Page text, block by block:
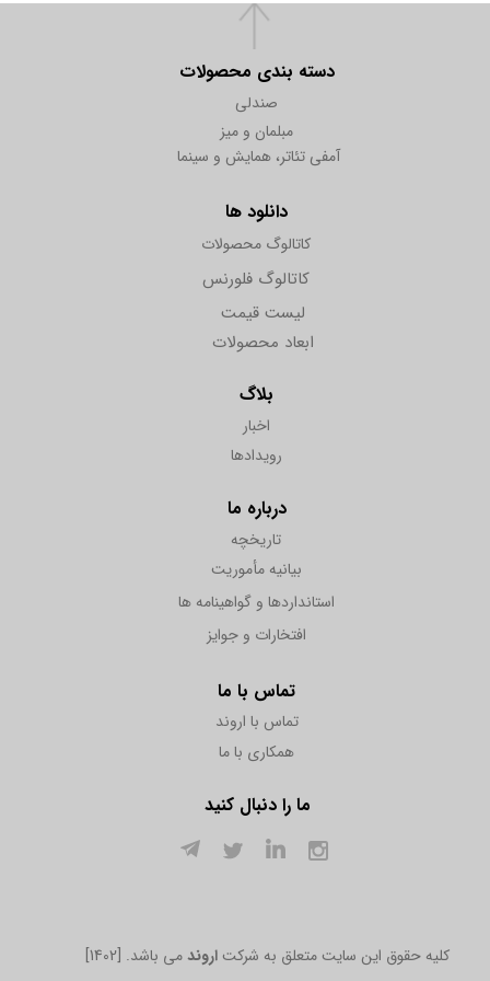
دسته بندی محصولات
صندلی
مبلمان و میز
آمفی تئاتر، همایش و سینما
دانلود ها
کاتالوگ محصولات
کاتالوگ فلورنس
بلاگ
اخبار
رویدادها
درباره ما
تاریخچه
بیانیه مأموریت
استانداردها و گواهینامه ها
افتخارات و جوایز
تماس با ما
تماس با اروند
همکاری با ما
ما را دنبال کنید
ابعاد محصولات
لیست قیمت
[1402] .کلیه حقوق این سایت متعلق به شرکت اروندمی باشد